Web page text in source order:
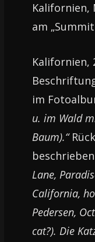
Kalifornien,
am
Kalifornien,
im
u. im Wald
Baum).“
Lane,
California,
Pedersen,
cat?). Die